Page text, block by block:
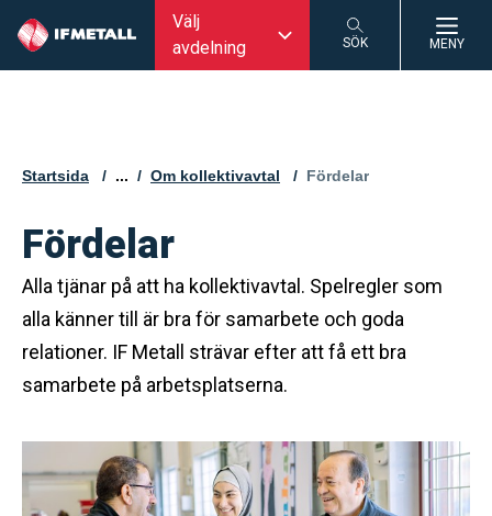
Välj
avdelning
SÖK MENY
Startsida ... Om kollektivavtal Aktuell sida:
Fördelar
Fördelar
Alla tjänar på att ha kollektivavtal. Spelregler som
alla känner till är bra för samarbete och goda
relationer. IF Metall strävar efter att få ett bra
samarbete på arbetsplatserna.